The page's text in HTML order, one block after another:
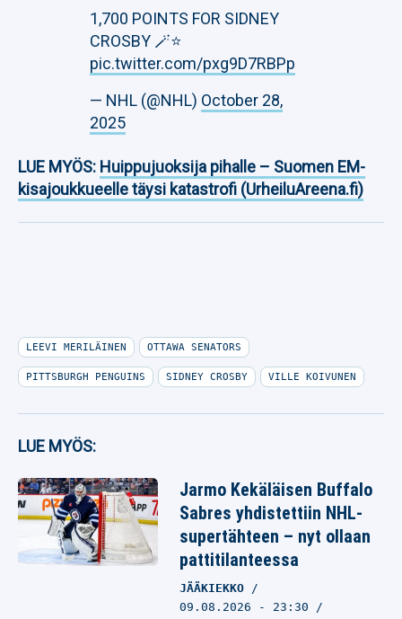
1,700 POINTS FOR SIDNEY
CROSBY 🪄⭐
pic.twitter.com/pxg9D7RBPp
— NHL (@NHL) October 28,
2025
LUE MYÖS: Huippujuoksija pihalle – Suomen EM-
kisajoukkueelle täysi katastrofi (UrheiluAreena.fi)
LEEVI MERILÄINEN OTTAWA SENATORS
PITTSBURGH PENGUINS SIDNEY CROSBY VILLE KOIVUNEN
LUE MYÖS:
Jarmo Kekäläisen Buffalo
Sabres yhdistettiin NHL-
supertähteen – nyt ollaan
pattitilanteessa
JÄÄKIEKKO
09.08.2026 - 23:30